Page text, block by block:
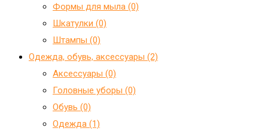
Формы для мыла (0)
Шкатулки (0)
Штампы (0)
Одежда, обувь, аксессуары (2)
Аксессуары (0)
Головные уборы (0)
Обувь (0)
Одежда (1)